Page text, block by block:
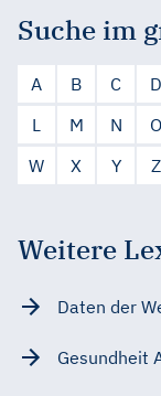
Suche im
A B C D
L
M N O
W
X Y Z
Weitere
Daten der
Gesundheit